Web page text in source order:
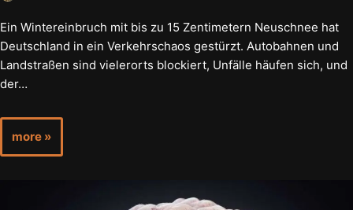
Ein Wintereinbruch mit bis zu 15 Zentimetern Neuschnee hat
Deutschland in ein Verkehrschaos gestürzt. Autobahnen und
Landstraßen sind vielerorts blockiert, Unfälle häufen sich, und
der…
more »